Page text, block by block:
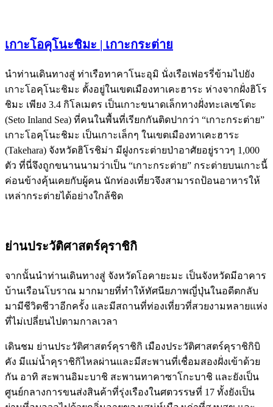
เกาะโอคุโนะชิมะ | เกาะกระต่าย
นำท่านเดินทางสู่ ท่าเรือทาคาโนะอุมิ นั่งเรือเฟอรรี่ข้ามไปยัง
เกาะโอคุโนะชิมะ ตั้งอยู่ในเขตเมืองทาเคะฮาระ ห่างจากฝั่งฮิโร
ชิมะ เพียง 3.4 กิโลเมตร เป็นเกาะขนาดเล็กทางฝั่งทะเลเซโตะ
(Seto Inland Sea) ที่คนในพื้นที่เรียกกันติดปากว่า “เกาะกระต่าย”
เกาะโอคุโนะชิมะ เป็นเกาะเล็กๆ ในเขตเมืองทาเคะฮาระ
(Takehara) จังหวัดฮิโรชิม่า มีฝูงกระต่ายป่าอาศัยอยู่ราวๆ 1,000
ตัว ที่นี่จึงถูกขนานนามว่าเป็น “เกาะกระต่าย” กระต่ายบนเกาะนี้
ค่อนข้างคุ้นเคยกับผู้คน นักท่องเที่ยวจึงสามารถป้อนอาหารให้
เหล่ากระต่ายได้อย่างใกล้ชิด
ย่านประวัติศาสตร์คุราชิกิ
จากนั้นนำท่านเดินทางสู่ จังหวัดโอคายะมะ เป็นจังหวัดมีอาคาร
บ้านเรือนโบราณ มากมายที่ทำให้ทัศนียภาพญี่ปุ่นในอดีตกลับ
มามีชีวิตชีวาอีกครั้ง และมีสถานที่ท่องเที่ยวที่สวยงามหลายแห่ง
ที่ไม่เปลี่ยนไปตามกาลเวลา
เดินชม ย่านประวัติศาสตร์คุราชิกิ เมืองประวัติศาสตร์คุราชิกิบิ
คัง มีแม่น้ำคุราชิกิไหลผ่านและมีสะพานที่เชื่อมสองฝั่งเข้าด้วย
กัน อาทิ สะพานอิมะบาชิ สะพานทาคาซาโกะบาชิ และยังเป็น
ศูนย์กลางการขนส่งสินค้าที่รุ่งเรืองในศตวรรษที่ 17 ทั้งยังเป็น